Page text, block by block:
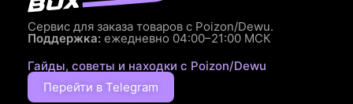
Сервис для заказа товаров с Poizon/Dewu.
Поддержка: ежедневно 04:00–21:00 МСК
Гайды, советы и находки с Poizon/Dewu
Перейти в Telegram